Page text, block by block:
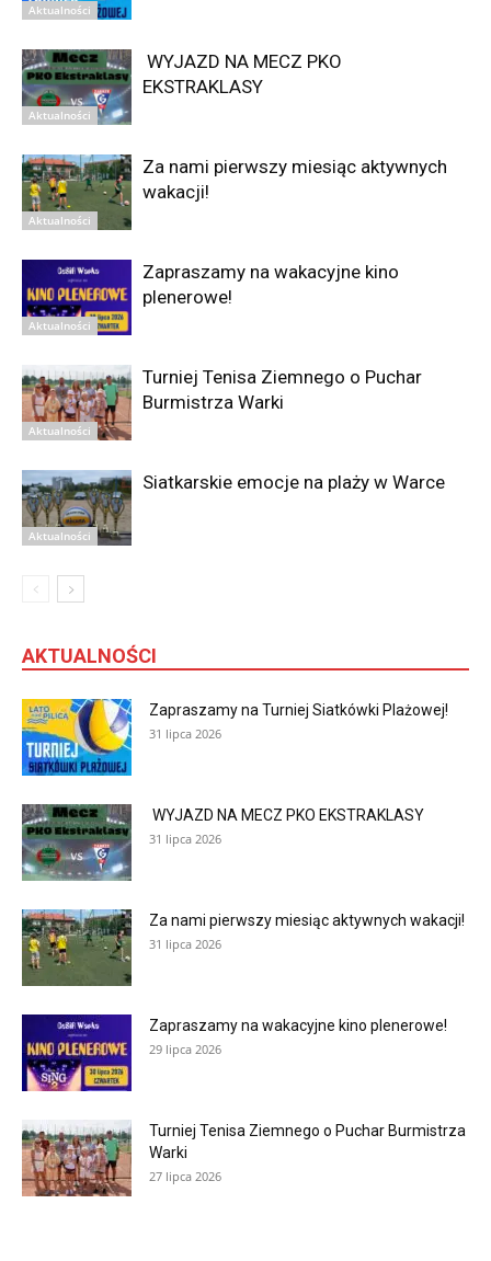
Aktualności
Aktualności
WYJAZD NA MECZ PKO
EKSTRAKLASY
Aktualności
Za nami pierwszy miesiąc aktywnych
wakacji!
Aktualności
Zapraszamy na wakacyjne kino
plenerowe!
Aktualności
Turniej Tenisa Ziemnego o Puchar
Burmistrza Warki
Aktualności
Siatkarskie emocje na plaży w Warce
AKTUALNOŚCI
Zapraszamy na Turniej Siatkówki Plażowej!
31 lipca 2026
WYJAZD NA MECZ PKO EKSTRAKLASY
31 lipca 2026
Za nami pierwszy miesiąc aktywnych wakacji!
31 lipca 2026
Zapraszamy na wakacyjne kino plenerowe!
29 lipca 2026
Turniej Tenisa Ziemnego o Puchar Burmistrza
Warki
27 lipca 2026